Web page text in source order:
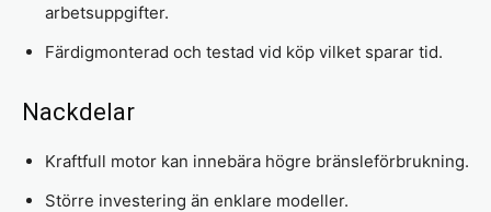
arbetsuppgifter.
Färdigmonterad och testad vid köp vilket sparar tid.
Nackdelar
Kraftfull motor kan innebära högre bränsleförbrukning.
Större investering än enklare modeller.